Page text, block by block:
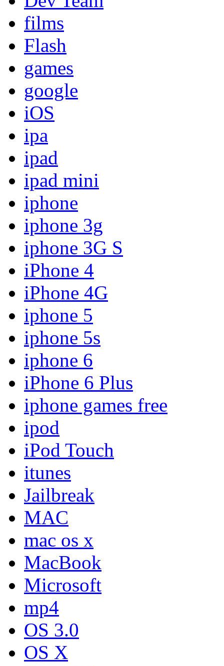
films
Flash
games
google
iOS
ipa
ipad
ipad mini
iphone
iphone 3g
iphone 3G S
iPhone 4
iPhone 4G
iphone 5
iphone 5s
iphone 6
iPhone 6 Plus
iphone games free
ipod
iPod Touch
itunes
Jailbreak
MAC
mac os x
MacBook
Microsoft
mp4
OS 3.0
OS X